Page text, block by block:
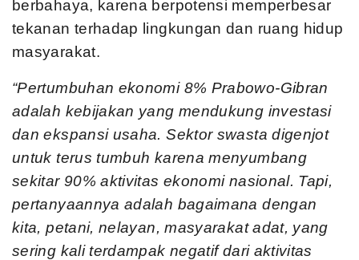
berbahaya, karena berpotensi memperbesar
tekanan terhadap lingkungan dan ruang hidup
masyarakat.
“Pertumbuhan ekonomi 8% Prabowo-Gibran
adalah kebijakan yang mendukung investasi
dan ekspansi usaha. Sektor swasta digenjot
untuk terus tumbuh karena menyumbang
sekitar 90% aktivitas ekonomi nasional. Tapi,
pertanyaannya adalah bagaimana dengan
kita, petani, nelayan, masyarakat adat, yang
sering kali terdampak negatif dari aktivitas